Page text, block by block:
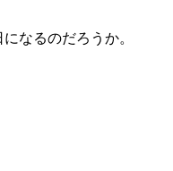
なるのだろうか。